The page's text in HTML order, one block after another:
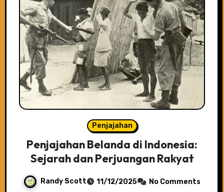
Penjajahan
Penjajahan Belanda di Indonesia:
Sejarah dan Perjuangan Rakyat
Randy Scott 11/12/2025 No Comments